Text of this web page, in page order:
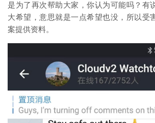
是为了再次帮助大家，你认为可能吗？有
大希望，意思就是一点希望也没，所以受
案提供资料。